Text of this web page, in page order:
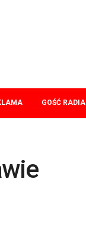
GOŚĆ RADIA